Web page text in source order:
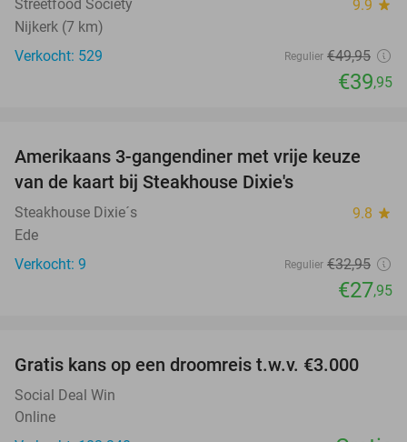
Streetfood Society 9.9 star
Nijkerk (7 km)
Verkocht: 529
Regulier €49,95
€39,95
15%
TODAY
Amerikaans 3-gangendiner met vrije keuze
van de kaart bij Steakhouse Dixie's
Steakhouse Dixie´s 9.8 star
Ede
Verkocht: 9
Regulier €32,95
€27,95
Gratis kans op een droomreis t.w.v. €3.000
Social Deal Win
Online